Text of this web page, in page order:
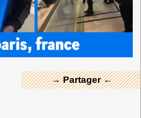
→ Partager ←
← Merci ! →